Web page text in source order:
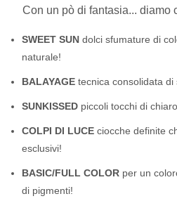
Con un pò di fantasia... diamo
SWEET SUN dolci sfumature di
naturale!
BALAYAGE tecnica consolidata di
SUNKISSED piccoli tocchi di
COLPI DI LUCE ciocche definite
esclusivi!
BASIC/FULL COLOR per un
di pigmenti!